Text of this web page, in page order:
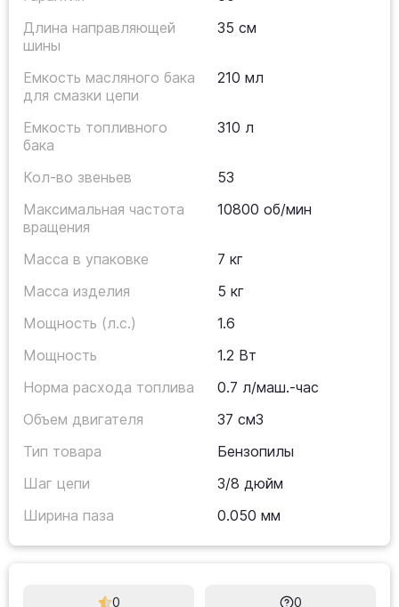
Длина направляющей
шины
35 см
Емкость масляного бака
для смазки цепи
210 мл
Емкость топливного
бака
310 л
Кол-во звеньев
53
Максимальная частота
вращения
10800 об/мин
Масса в упаковке
7 кг
Масса изделия
5 кг
Мощность (л.с.)
1.6
Мощность
1.2 Вт
Норма расхода топлива
0.7 л/маш.-час
Объем двигателя
37 см3
Тип товара
Бензопилы
Шаг цепи
3/8 дюйм
Ширина паза
0.050 мм
0 0